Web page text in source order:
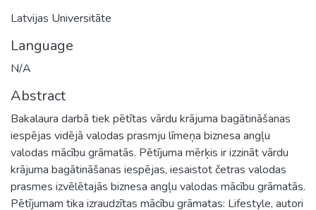
Latvijas Universitāte
Language
N/A
Abstract
Bakalaura darbā tiek pētītas vārdu krājuma bagātināšanas
iespējas vidējā valodas prasmju līmeņa biznesa angļu
valodas mācību grāmatās. Pētījuma mērķis ir izzināt vārdu
krājuma bagātināšanas iespējas, iesaistot četras valodas
prasmes izvēlētajās biznesa angļu valodas mācību grāmatās.
Pētījumam tika izraudzītas mācību grāmatas: Lifestyle, autori